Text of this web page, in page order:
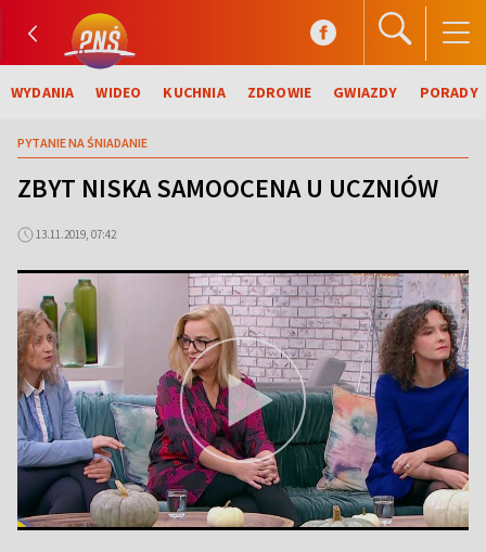
WYDANIA WIDEO KUCHNIA ZDROWIE GWIAZDY PORADY
PYTANIE NA ŚNIADANIE
ZBYT NISKA SAMOOCENA U UCZNIÓW
13.11.2019, 07:42